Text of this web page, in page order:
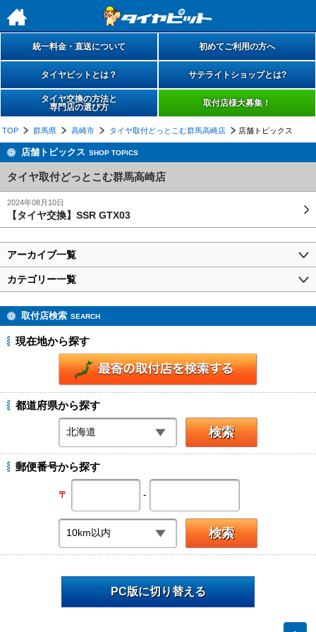
h
統一料金・直送について 初めてご利用の方へ
タイヤピットとは？ サテライトショップとは?
タイヤ交換の方法と
専門店の選び方
取付店様大募集！
TOP 群馬県 高崎市 タイヤ取付どっとこむ群馬高崎店 店舗トピックス
店舗トピックス SHOP TOPICS
タイヤ取付どっとこむ群馬高崎店
2024年08月10日
【タイヤ交換】SSR GTX03
アーカイブ一覧
カテゴリー一覧
取付店検索 SEARCH
現在地から探す
都道府県から探す
郵便番号から探す
〒 -
PC版に切り替える